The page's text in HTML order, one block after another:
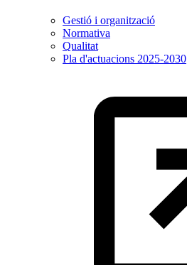
Gestió i organització
Normativa
Qualitat
Pla d'actuacions 2025-2030